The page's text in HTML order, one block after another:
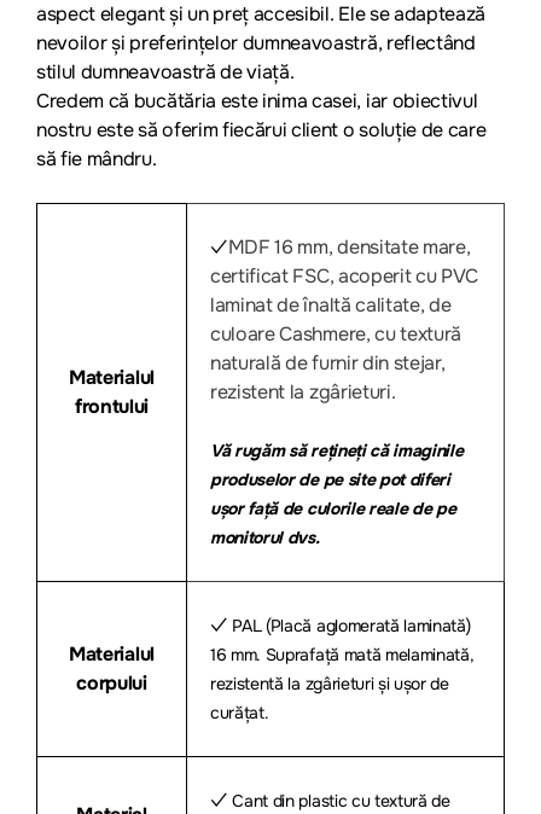
aspect elegant și un preț accesibil. Ele se adaptează
nevoilor și preferințelor dumneavoastră, reflectând
stilul dumneavoastră de viață.
Credem că bucătăria este inima casei, iar obiectivul
nostru este să oferim fiecărui client o soluție de care
să fie mândru.
Materialul
frontului
✓MDF 16 mm, densitate mare,
certificat FSC, acoperit cu PVC
laminat de înaltă calitate, de
culoare Cashmere, cu textură
naturală de furnir din stejar,
rezistent la zgârieturi.
Vă rugăm să rețineți că imaginile
produselor de pe site pot diferi
ușor față de culorile reale de pe
monitorul dvs.
Materialul
corpului
✓ PAL (Placă aglomerată laminată)
16 mm. Suprafață mată melaminată,
rezistentă la zgârieturi și ușor de
curățat.
✓ Cant din plastic cu textură de